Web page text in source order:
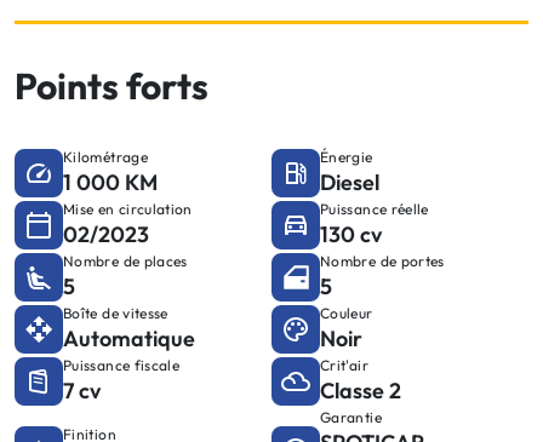
Points forts
Kilométrage
1 000 KM
Énergie
Diesel
Mise en circulation
02/2023
Puissance réelle
130 cv
Nombre de places
5
Nombre de portes
5
Boîte de vitesse
Automatique
Couleur
Noir
Puissance fiscale
7 cv
Crit'air
Classe 2
Finition
Garantie